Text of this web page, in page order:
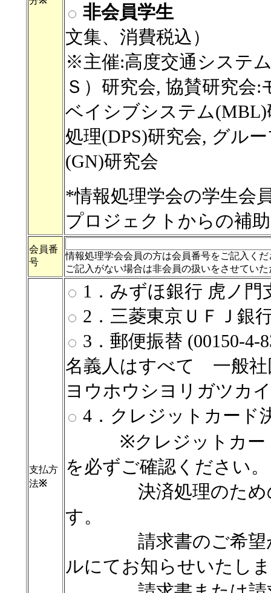
非会員学
文集、消費税込）
※主催:高度交通システ
Ｓ）研究会, 協賛研究会
ベイシブシステム(MBL)
処理(DPS)研究会, グル
(GN)研究会
*情報処理学会の学生会
プロジェクトからの補
会員番
号
情報処理学会会員の方は会員番号をご記入くだ
ご記入がない場合は非会員の扱いをさせてい
支払方
法※
1．みずほ銀行 虎ノ
2．三菱東京ＵＦＪ
3．郵便振替 (00150-
名義人はすべて 一般
ヨウホウシヨリガツカイ
4．クレジットカード
※クレジットカード
を必ずご確認ください。
決済処理のための
す。
請求書のご希望が
ルにてお知らせいたし